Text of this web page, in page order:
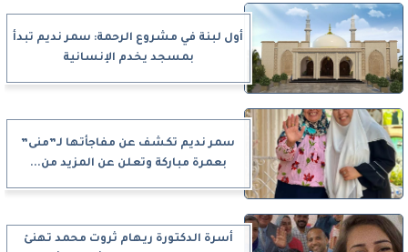
أول لبنة في مشروع الرحمة: سمر نديم تبدأ
بمسجد يخدم الإنسانية
سمر نديم تكشف عن مفاجأتها لـ”منى”
بعمرة مباركة وتعلن عن المزيد من...
أسرة الدكتورة ريهام ثروت محمد تهنئ